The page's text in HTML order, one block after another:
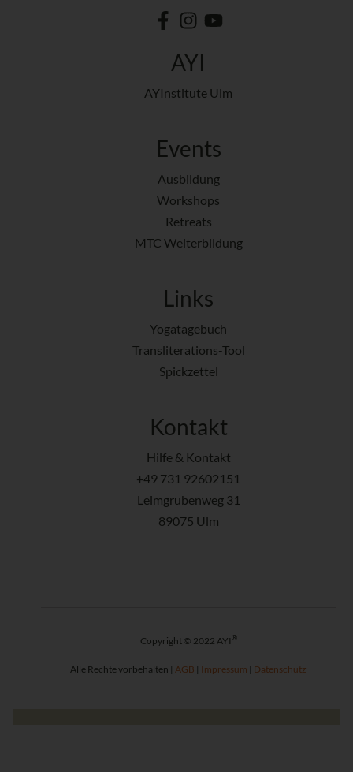
AYI
AYInstitute Ulm
Events
Ausbildung
Workshops
Retreats
MTC Weiterbildung
Links
Yogatagebuch
Transliterations-Tool
Spickzettel
Kontakt
Hilfe & Kontakt
+49 731 92602151
Leimgrubenweg 31
89075 Ulm
Copyright © 2022 AYI ®
Alle Rechte vorbehalten | AGB | Impressum | Datenschutz